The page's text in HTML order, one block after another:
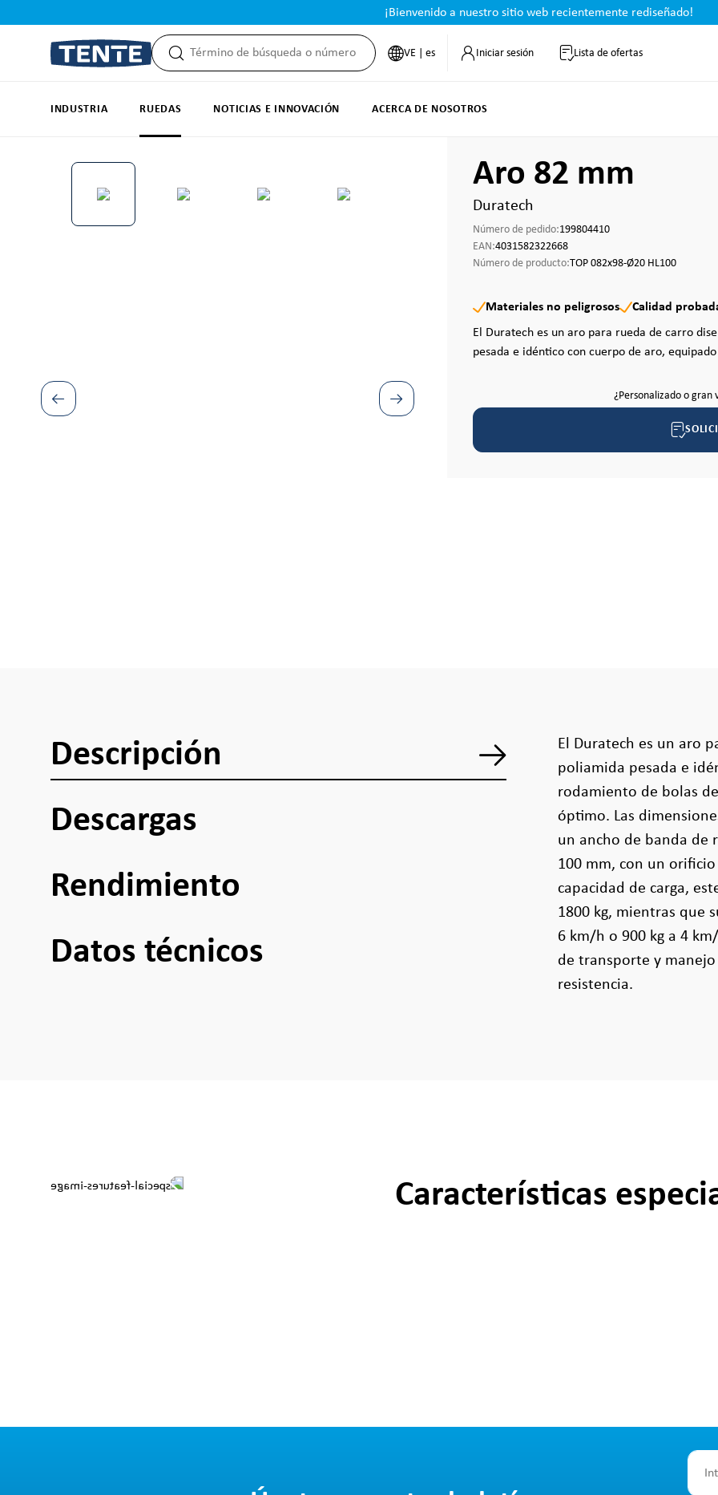
¡Bienvenido a nuestro sitio web recientemente rediseñado!
VE | es Iniciar sesión Lista de ofertas
INDUSTRIA RUEDAS NOTICIAS E INNOVACIÓN ACERCA DE NOSOTROS
Omitir galería de imágenes Aro 82 mm
Duratech
Número de pedido:199804410
EAN:4031582322668
Número de producto:TOP 082x98-Ø20 HL100
Materiales no peligrosos
Calidad
El Duratech es un aro para rueda de carro
pesada e idéntico con cuerpo de aro,
¿Personalizado o gran
Descripción
Descargas
Rendimiento
Datos técnicos
El Duratech es un aro
poliamida pesada e
rodamiento de bolas
óptimo. Las
un ancho de banda de
100 mm, con un
capacidad de carga,
1800 kg, mientras que
6 km/h o 900 kg a 4
de transporte y
resistencia.
Características